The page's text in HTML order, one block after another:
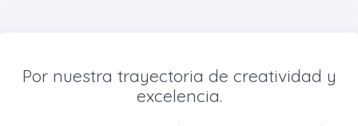
Por nuestra trayectoria de creatividad y
excelencia.